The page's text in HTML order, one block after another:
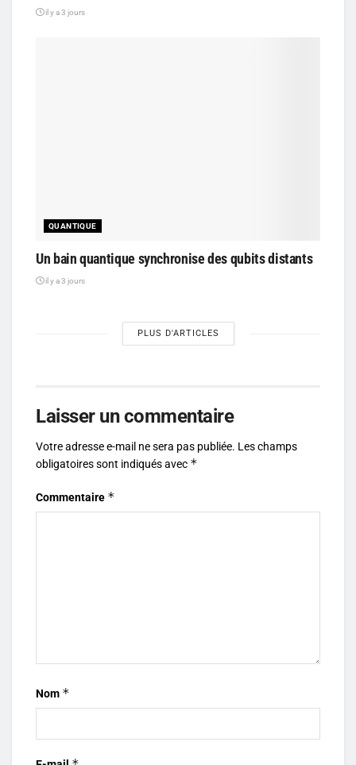
il y a 3 jours
QUANTIQUE
Un bain quantique synchronise des qubits distants
il y a 3 jours
PLUS D'ARTICLES
Laisser un commentaire
Votre adresse e-mail ne sera pas publiée. Les champs
obligatoires sont indiqués avec *
Commentaire *
Nom *